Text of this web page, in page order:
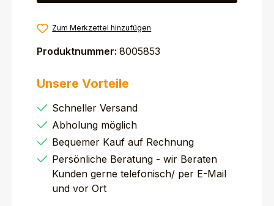
Zum Merkzettel hinzufügen
Produktnummer: 8005853
Unsere Vorteile
Schneller Versand
Abholung möglich
Bequemer Kauf auf Rechnung
Persönliche Beratung - wir Beraten
Kunden gerne telefonisch/ per E-Mail
und vor Ort